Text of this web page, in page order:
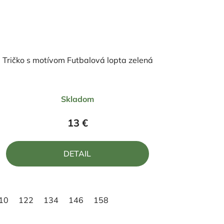
Tričko s motívom Futbalová lopta zelená
hodnotenie
produktu
5,0
z
Skladom
13 €
DETAIL
122 134 146 158